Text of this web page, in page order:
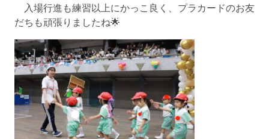
入場行進も練習以上にかっこ良く、プラカードのお友
だちも頑張りましたね🌟